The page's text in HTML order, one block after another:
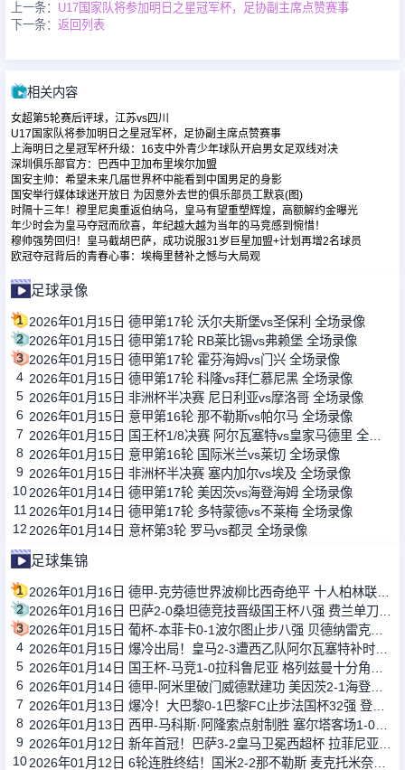
上一条： U17国家队将参加明日之星冠军杯，足协副主席点赞赛事
下一条： 返回列表
相关内容
女超第5轮赛后评球，江苏vs四川
U17国家队将参加明日之星冠军杯，足协副主席点赞赛事
上海明日之星冠军杯升级：16支中外青少年球队开启男女足双线对决
深圳俱乐部官方：巴西中卫加布里埃尔加盟
国安主帅：希望未来几届世界杯中能看到中国男足的身影
国安举行媒体球迷开放日 为因意外去世的俱乐部员工默哀(图)
时隔十三年！穆里尼奥重返伯纳乌，皇马有望重塑辉煌，高额解约金曝光
年少时会为皇马夺冠而欣喜，年纪越大越为当年的马竞感到惋惜！
穆帅强势回归！皇马截胡巴萨，成功说服31岁巨星加盟+计划再增2名球员
欧冠夺冠背后的青春心事：埃梅里替补之憾与大局观
足球录像
1 2026年01月15日 德甲第17轮 沃尔夫斯堡vs圣保利 全场录像
2 2026年01月15日 德甲第17轮 RB莱比锡vs弗赖堡 全场录像
3 2026年01月15日 德甲第17轮 霍芬海姆vs门兴 全场录像
4 2026年01月15日 德甲第17轮 科隆vs拜仁慕尼黑 全场录像
5 2026年01月15日 非洲杯半决赛 尼日利亚vs摩洛哥 全场录像
6 2026年01月15日 意甲第16轮 那不勒斯vs帕尔马 全场录像
7
8 2026年01月15日 意甲第16轮 国际米兰vs莱切 全场录像
9 2026年01月15日 非洲杯半决赛 塞内加尔vs埃及 全场录像
102026年01月14日 德甲第17轮 美因茨vs海登海姆 全场录像
11 2026年01月14日 德甲第17轮 多特蒙德vs不莱梅 全场录像
12 2026年01月14日 意杯第3轮 罗马vs都灵 全场录像
足球集锦
1
2
3
4
5
6
7
8
9
10